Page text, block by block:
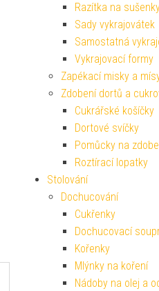
Razítka na
Sady vykrajovátek
Samostatná
Vykrajovací formy
Zapékací misky a
Zdobení dortů a
Cukrářské košíčky
Dortové svíčky
Pomůcky na
Roztírací lopatky
Stolování
Dochucování
Cukřenky
Dochucovací
Kořenky
Mlýnky na koření
Nádoby na olej a